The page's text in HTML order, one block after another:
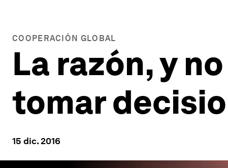
COOPERACIÓN GLOBAL
La razón, y
tomar
15 dic. 2016